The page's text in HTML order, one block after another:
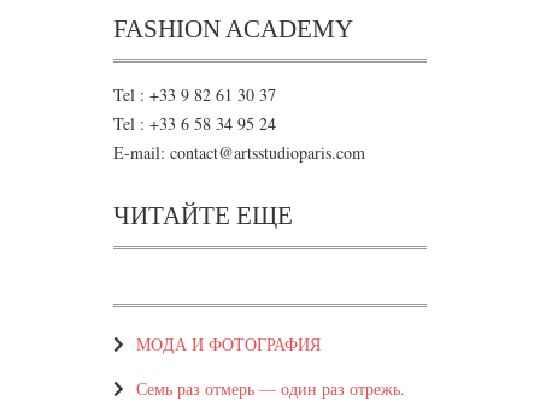
FASHION ACADEMY
Tel : +33 9 82 61 30 37
Tel : +33 6 58 34 95 24
E-mail: contact@artsstudioparis.com
ЧИТАЙТЕ ЕЩЕ
МOДА И ФОТОГРАФИЯ
Семь раз отмерь — один раз отрежь.